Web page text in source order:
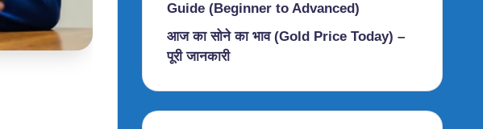
Guide (Beginner to Advanced)
आज का सोने का भाव (Gold Price Today) –
पूरी जानकारी